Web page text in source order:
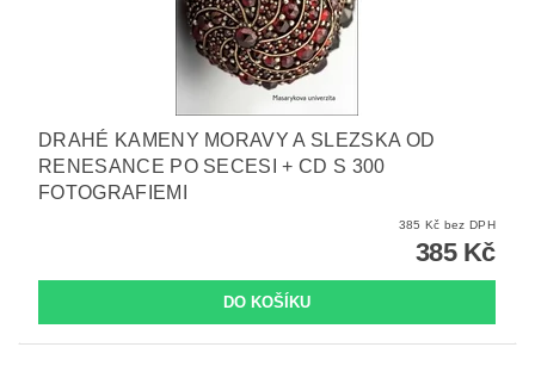
DRAHÉ KAMENY MORAVY A SLEZSKA OD
RENESANCE PO SECESI + CD S 300
FOTOGRAFIEMI
385 Kč bez DPH
385 Kč